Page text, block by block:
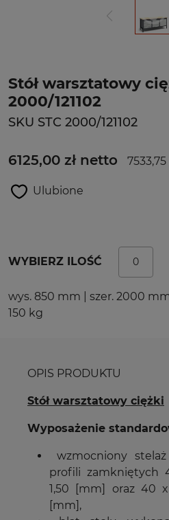
Stół warsztatowy
2000/121102
SKU STC 2000/121102
6125,00 zł netto
Ulubione
WYBIERZ ILOŚĆ
wys. 850 mm | szer. 2000
150 kg
OPIS PRODUKTU
Stół warsztatowy ciężki
Wyposażenie
wzmocniony
profili zamkniętych
1,50 [mm] oraz 40
[mm],